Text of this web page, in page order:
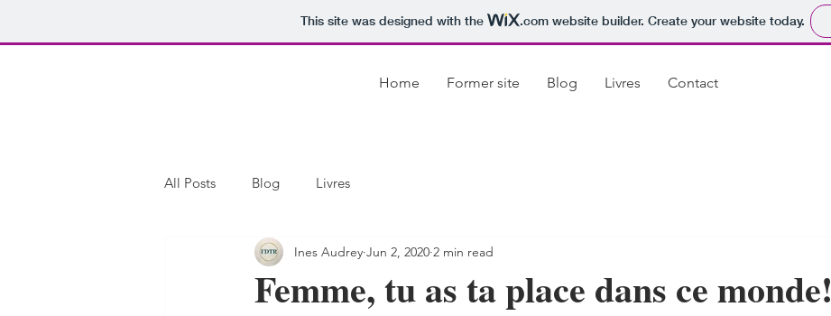
This site was designed with the .comwebsite builder. Create your website today.
Home Former site Blog Livres Contact
All Posts Blog Livres
Femme, tu as ta place dans ce monde!
Ines Audrey Jun 2, 2020 2 min read